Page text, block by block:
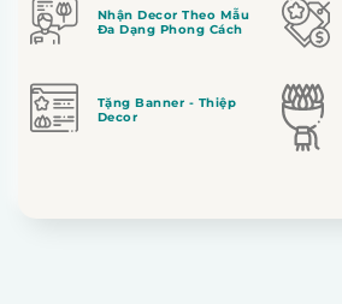
Nhận Decor Theo Mẫu
Đa Dạng Phong Cách
Tặng Banner - Thiệp
Decor